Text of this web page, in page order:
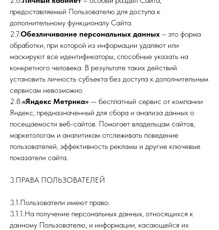
предоставляемый Пользователю для доступа к
дополнительному функционалу Сайта.
2.7.Обезличивание персональных данных – это форма
обработки, при которой из информации удаляют или
маскируют все идентификаторы, способные указать на
конкретного человека. В результате таких действий
установить личность субъекта без доступа к дополнительным
сервисам невозможно.
2.8.«Яндекс Метрика» — бесплатный сервис от компании
Яндекс, предназначенный для сбора и анализа данных о
посещаемости веб-сайтов. Помогает владельцам сайтов,
маркетологам и аналитикам отслеживать поведение
пользователей, эффективность рекламы и другие ключевые
показатели сайта.
3.ПРАВА ПОЛЬЗОВАТЕЛЕЙ
3.1.Пользователи имеют право:
3.1.1.На получение персональных данных, относящихся к
данному Пользователю, и информации, касающейся их